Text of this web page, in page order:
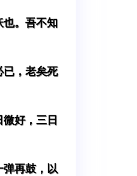
也。吾不知
已，老矣死
好，三日
弹再鼓，以